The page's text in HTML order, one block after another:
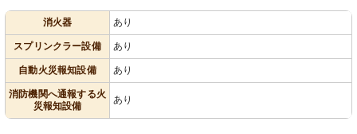
消火器 あり
スプリンクラー設備 あり
自動火災報知設備 あり
消防機関へ通報する火
災報知設備
あり